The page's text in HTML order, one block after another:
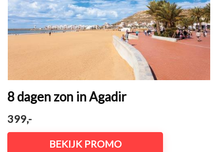
8 dagen zon in Agadir
399,-
BEKIJK PROMO